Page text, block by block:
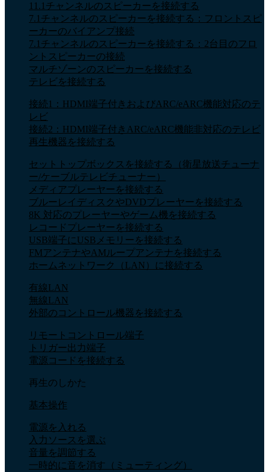
11.1チャンネルのスピーカーを接続する
7.1チャンネルのスピーカーを接続する：フロントスピ
ーカーのバイアンプ接続
7.1チャンネルのスピーカーを接続する：2台目のフロ
ントスピーカーの接続
マルチゾーンのスピーカーを接続する
テレビを接続する
接続1：HDMI端子付きおよびARC/eARC機能対応のテ
レビ
接続2：HDMI端子付きARC/eARC機能非対応のテレビ
再生機器を接続する
セットトップボックスを接続する（衛星放送チューナ
ー/ケーブルテレビチューナー）
メディアプレーヤーを接続する
ブルーレイディスクやDVDプレーヤーを接続する
8K 対応のプレーヤーやゲーム機を接続する
レコードプレーヤーを接続する
USB端子にUSBメモリーを接続する
FMアンテナやAMループアンテナを接続する
ホームネットワーク（LAN）に接続する
有線LAN
無線LAN
外部のコントロール機器を接続する
リモートコントロール端子
トリガー出力端子
電源コードを接続する
再生のしかた
基本操作
電源を入れる
入力ソースを選ぶ
音量を調節する
一時的に音を消す（ミューティング）